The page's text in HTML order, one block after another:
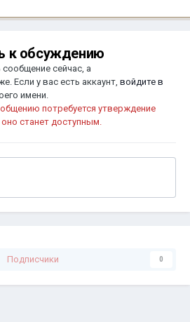
к обсуждению
сейчас, а
Если у вас есть аккаунт, войдите в
имени.
потребуется утверждение
станет доступным.
Подписчики 0